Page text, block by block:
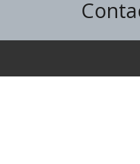
146,
59285